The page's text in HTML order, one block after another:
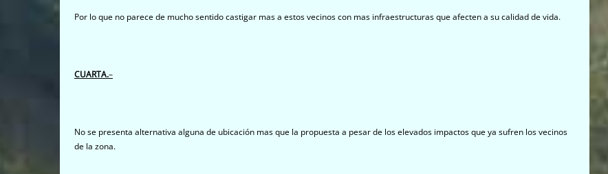
Por lo que no parece de mucho sentido castigar mas a estos vecinos con mas infraestructuras que afecten a su calidad de vida.
CUARTA.–
No se presenta alternativa alguna de ubicación mas que la propuesta a pesar de los elevados impactos que ya sufren los vecinos
de la zona.